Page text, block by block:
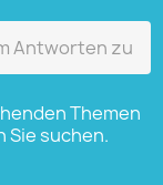
Themen
Sie suchen.